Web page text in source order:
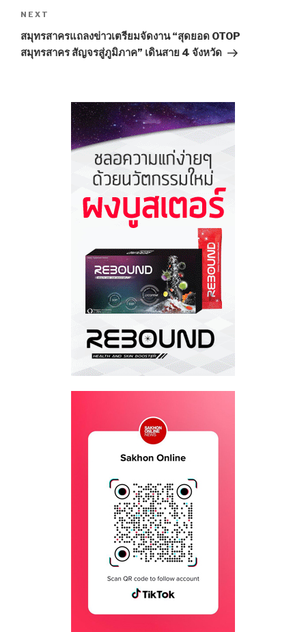
Next
Post
NEXT
สมุทรสาครแถลงข่าวเตรียมจัดงาน “สุดยอด OTOP
สมุทรสาคร สัญจรสู่ภูมิภาค” เดินสาย 4 จังหวัด